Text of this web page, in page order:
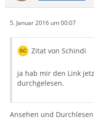
5. Januar 2016 um 00:07
Zitat von Schindi
ja hab mir den Link
durchgelesen.
Ansehen und